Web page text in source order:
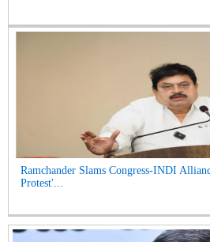
Ramchander Slams Congress-INDI
Protest'...